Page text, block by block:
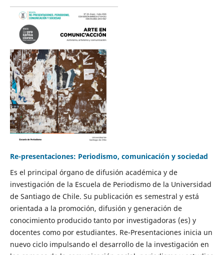
Re-presentaciones: Periodismo, comunicación y sociedad
Es el principal órgano de difusión académica y de
investigación de la Escuela de Periodismo de la Universidad
de Santiago de Chile. Su publicación es semestral y está
orientada a la promoción, difusión y generación de
conocimiento producido tanto por investigadoras (es) y
docentes como por estudiantes. Re-Presentaciones inicia un
nuevo ciclo impulsando el desarrollo de la investigación en